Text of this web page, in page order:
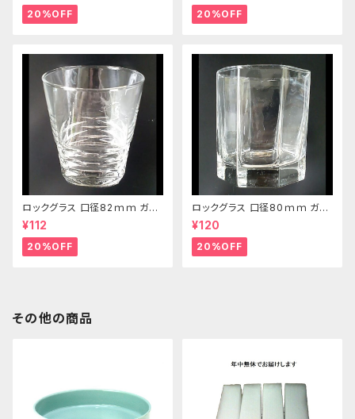
20%OFF 20%OFF
ロックグラス 口径82ｍｍ ガラ
ス製 250cc
¥112
20%OFF
ロックグラス 口径80ｍｍ ガラ
ス製 220cc
¥120
20%OFF
その他の商品